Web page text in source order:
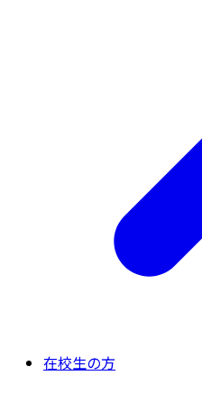
在校生の方